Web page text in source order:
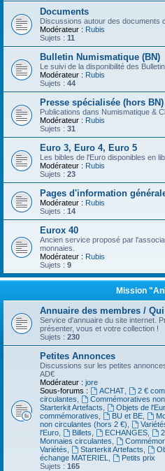
Documents
Discussions autour des documents
Modérateur : Rubis
Sujets : 11
Bulletin Numismatique (BN)
Le suivi de la disponibilité des
Modérateur : Rubis
Sujets : 44
Presse spécialisée (hors BN)
Publications dans Numismatique &
Modérateur : Rubis
Sujets : 31
Euro 3, Euro 4, Euro 5
Les bibles de l'Euro disponibles en
Modérateur : Rubis
Sujets : 23
Pages d'information
Modérateur : Rubis
Sujets : 14
Eurox 40
Ancien service proposé par
monnaies.
Modérateur : Rubis
Sujets : 9
Mission
Annuaire des membres /
Service d'annuaire du site internet.
présenter, vous et votre collection !
Sujets : 230
Petites Annonces
Discussions sur les petites
AD€
Modérateur : jore
Sous-forums :
ACHAT, 2 €
circulantes
Commémoratives
Starterkit Artefacts
Objets de
commémoratives
BU et BE,
non circulantes (hors 2 €)
l'Euro
Billets ECHANGES,
Monnaies circulantes
Variétés
Starterkit Artefacts
échange MATERIEL
Petits prix
Sujets : 165